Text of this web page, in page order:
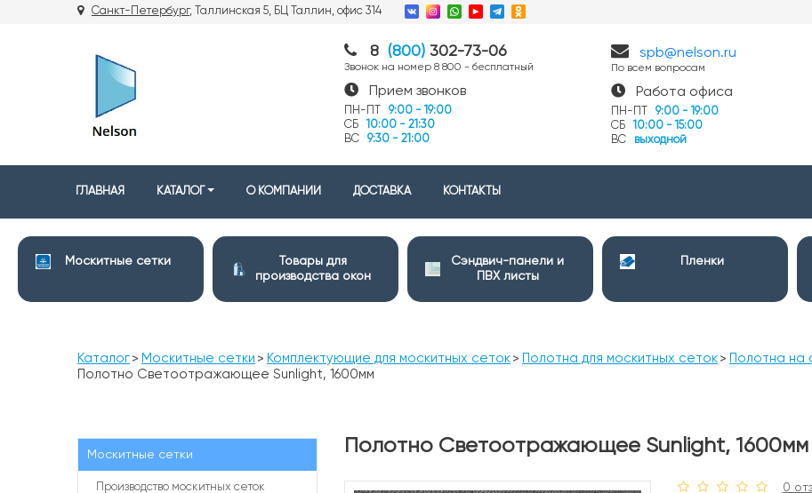
Санкт-Петербург, Таллинская 5, БЦ Таллин, офис 314
8 (800) 302-73-06
Звонок на номер 8 800 - бесплатный
Прием звонков
ПН-ПТ
9:00 - 19:00
СБ
10:00 - 21:30
ВС
9:30 - 21:00
spb@nelson.ru
По всем вопросам
Работа офиса
ПН-ПТ
9:00 - 19:00
СБ
10:00 - 15:00
ВС
выходной
ГЛАВНАЯ КАТАЛОГ О КОМПАНИИ ДОСТАВКА КОНТАКТЫ
Москитные сетки
Товары для
производства окон
Сэндвич-панели и
ПВХ листы
Пленки
Каталог Москитные сетки Комплектующие для москитных сеток Полотна для москитных сеток
Полотна на
Полотно Светоотражающее Sunlight, 1600мм
Москитные сетки
Производство москитных сеток
Полотно Светоотражающее Sunlight, 1600мм
0